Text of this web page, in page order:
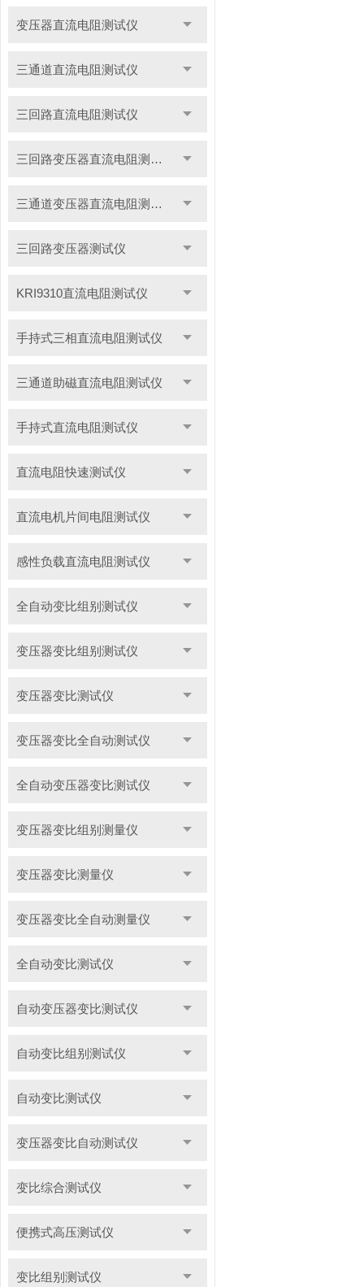
变压器直流电阻测试仪
三通道直流电阻测试仪
三回路直流电阻测试仪
三回路变压器直流电阻测试仪
三通道变压器直流电阻测试仪
三回路变压器测试仪
KRI9310直流电阻测试仪
手持式三相直流电阻测试仪
三通道助磁直流电阻测试仪
手持式直流电阻测试仪
直流电阻快速测试仪
直流电机片间电阻测试仪
感性负载直流电阻测试仪
全自动变比组别测试仪
变压器变比组别测试仪
变压器变比测试仪
变压器变比全自动测试仪
全自动变压器变比测试仪
变压器变比组别测量仪
变压器变比测量仪
变压器变比全自动测量仪
全自动变比测试仪
自动变压器变比测试仪
自动变比组别测试仪
自动变比测试仪
变压器变比自动测试仪
变比综合测试仪
便携式高压测试仪
变比组别测试仪